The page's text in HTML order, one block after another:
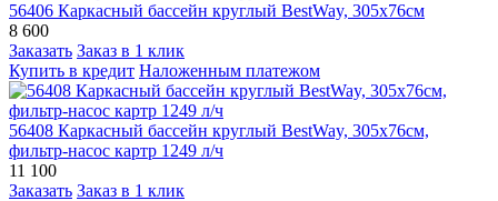
56406 Каркасный бассейн круглый BestWay, 305х76см
8 600
Заказать Заказ в 1 клик
Купить в кредит Наложенным платежом
56408 Каркасный бассейн круглый BestWay, 305х76см,
фильтр-насос картр 1249 л/ч
11 100
Заказать Заказ в 1 клик